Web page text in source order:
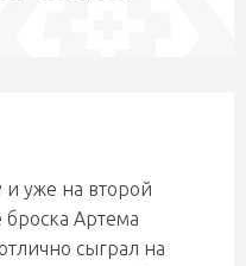
и уже на второй
броска Артема
сыграл на